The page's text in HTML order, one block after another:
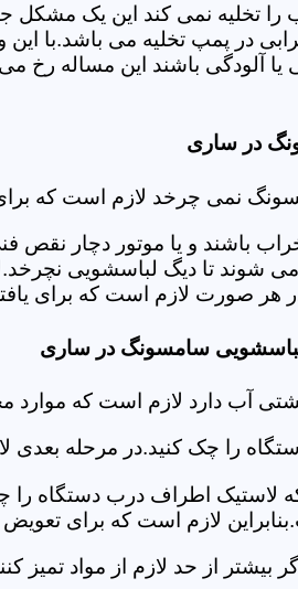
تخلیه نمی کند این یک مشکل
خرابی در پمپ تخلیه می
یا آلودگی باشند این مساله
در ساری
نمی چرخد لازم است که برای
باشند و یا موتور دچار
تا دیگ لباسشویی
هر صورت لازم است که برای
سامسونگ در ساری
آب دارد لازم است که
دستگاه را چک کنید.در مرحله
لاستیک اطراف درب دستگاه را
لازم است که برای تعویض
بیشتر از حد لازم از مواد